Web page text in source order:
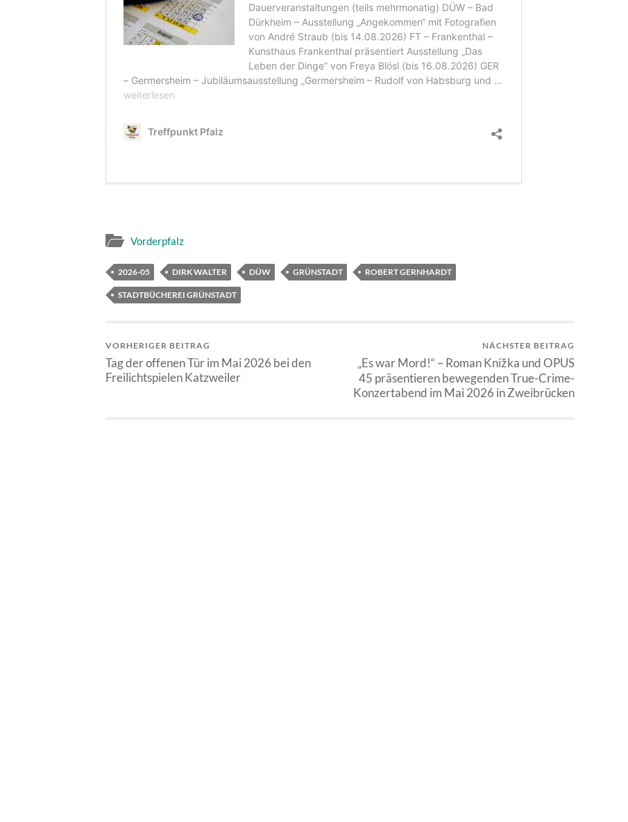
Vorderpfalz
2026-05 DIRK WALTER DÜW GRÜNSTADT ROBERT GERNHARDT
STADTBÜCHEREI GRÜNSTADT
VORHERIGER BEITRAG
Tag der offenen Tür im Mai 2026 bei den
Freilichtspielen Katzweiler
NÄCHSTER BEITRAG
„Es war Mord!“ – Roman Knižka und OPUS
45 präsentieren bewegenden True-Crime-
Konzertabend im Mai 2026 in Zweibrücken